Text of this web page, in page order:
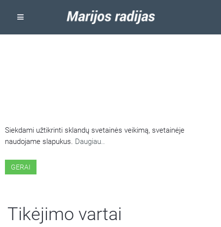
Siekdami užtikrinti sklandų svetainės veikimą, svetainėje
naudojame slapukus. Daugiau..
GERAI
Tikėjimo vartai